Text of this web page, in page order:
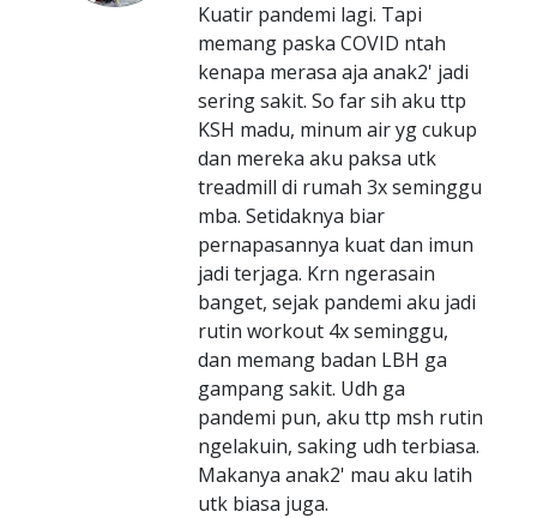
Kuatir pandemi lagi. Tapi
memang paska COVID ntah
kenapa merasa aja anak2' jadi
sering sakit. So far sih aku ttp
KSH madu, minum air yg cukup
dan mereka aku paksa utk
treadmill di rumah 3x seminggu
mba. Setidaknya biar
pernapasannya kuat dan imun
jadi terjaga. Krn ngerasain
banget, sejak pandemi aku jadi
rutin workout 4x seminggu,
dan memang badan LBH ga
gampang sakit. Udh ga
pandemi pun, aku ttp msh rutin
ngelakuin, saking udh terbiasa.
Makanya anak2' mau aku latih
utk biasa juga.